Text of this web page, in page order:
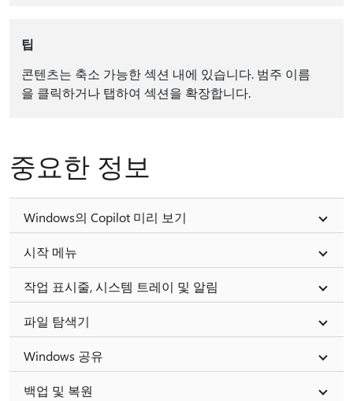
팁
콘텐츠는 축소 가능한 섹션 내에 있습니다. 범주 이름
을 클릭하거나 탭하여 섹션을 확장합니다.
중요한 정보
Windows의 Copilot 미리 보기
시작 메뉴
작업 표시줄, 시스템 트레이 및 알림
파일 탐색기
Windows 공유
백업 및 복원